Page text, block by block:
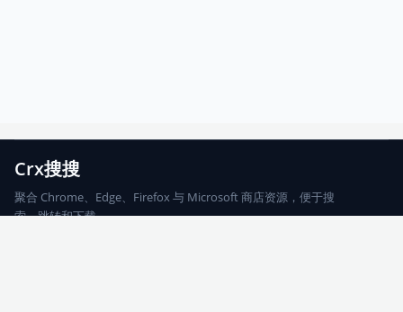
Crx搜搜
聚合 Chrome、Edge、Firefox 与 Microsoft 商店资源，便于搜
索、跳转和下载。